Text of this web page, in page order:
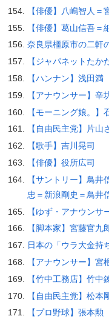
【俳優】八嶋智人＝
【俳優】葛山信吾＝
奈良県橿原市の二軒
【ジャパネットたか
【ハンナン】浅田満
【アナウンサー】辛
【モーニング娘。】
【自由民主党】片山
【歌手】吉川晃司
【俳優】役所広司
【サントリー】鳥
忠＝新浪剛史＝鳥井
【ゆず・アナウン
【脚本家】宮藤官九
日本の「ウラ大金持
【アナウンサー】宮
【竹中工務店】竹
【自由民主党】松本
【プロ野球】張本勲